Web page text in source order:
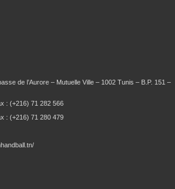
de l’Aurore – Mutuelle Ville – 1002 Tunis – B.P. 151 –
: (+216) 71 282 566
: (+216) 71 280 479